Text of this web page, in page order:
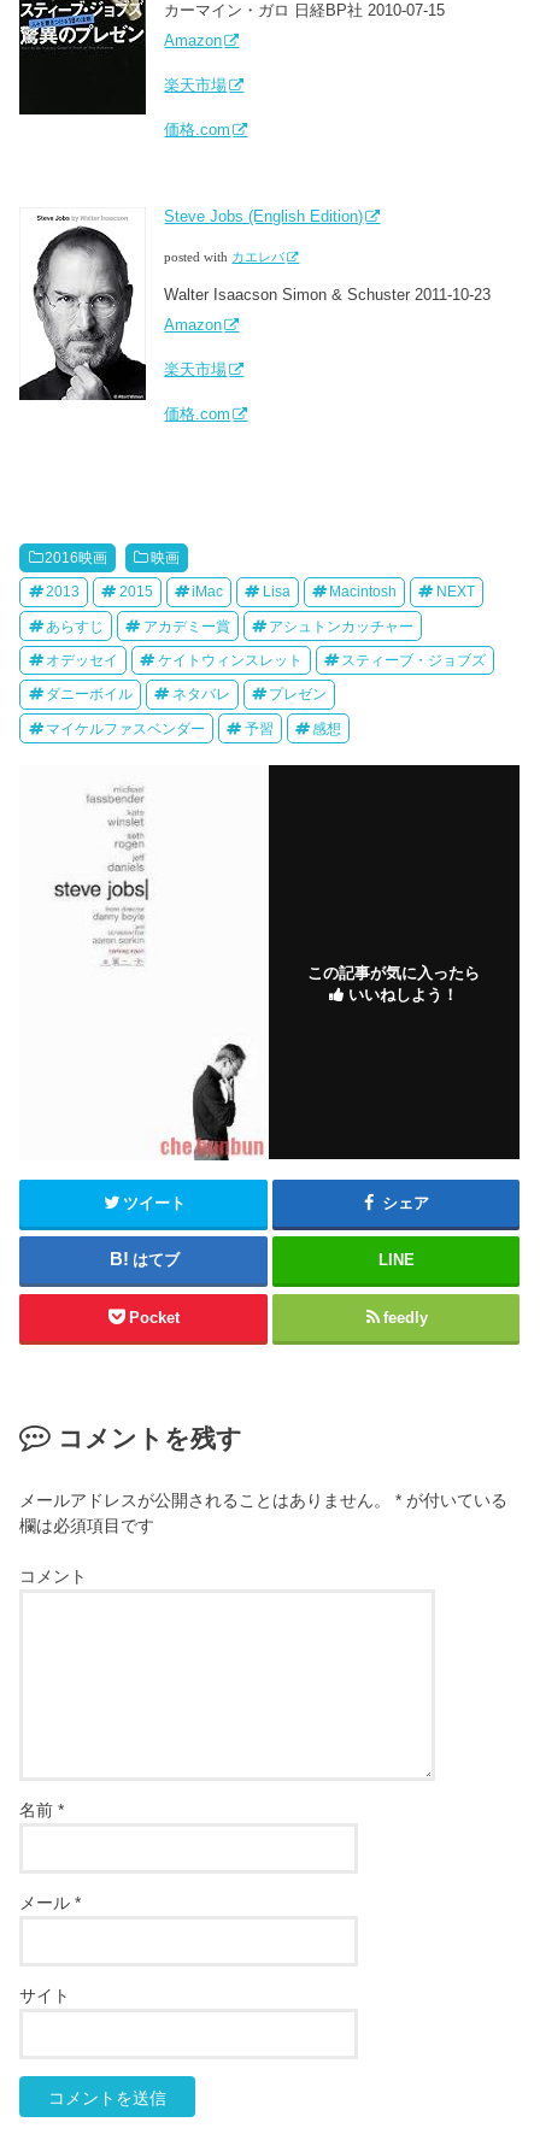
カーマイン・ガロ 日経BP社 2010-07-15
Amazon
楽天市場
価格.com
Steve Jobs (English Edition)
posted with カエレバ
Walter Isaacson Simon & Schuster 2011-10-23
Amazon
楽天市場
価格.com
2016映画 映画
2013 2015 iMac Lisa Macintosh NEXT
あらすじ アカデミー賞 アシュトンカッチャー
オデッセイ ケイトウィンスレット スティーブ・ジョブズ
ダニーボイル ネタバレ プレゼン
マイケルファスベンダー 予習 感想
この記事が気に入ったら
いいねしよう！
ツイート シェア
はてブ LINE
Pocket feedly
コメントを残す
メールアドレスが公開されることはありません。 * が付いている
欄は必須項目です
コメント
名前*
メール*
サイト